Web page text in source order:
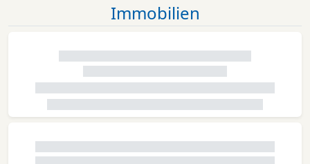
Immobilien